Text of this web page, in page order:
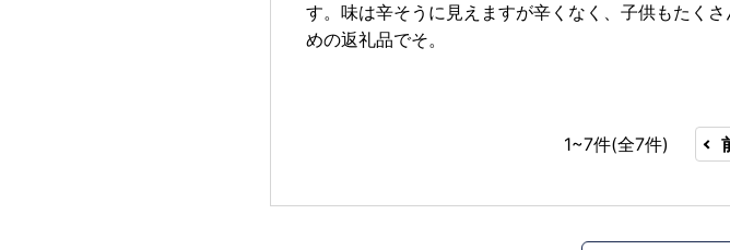
す。味は辛そうに見えますが辛くなく、子供もたく
めの返礼品でそ。
1~7件(全7件)